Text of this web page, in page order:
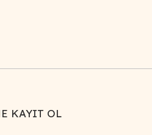
KAYIT OL